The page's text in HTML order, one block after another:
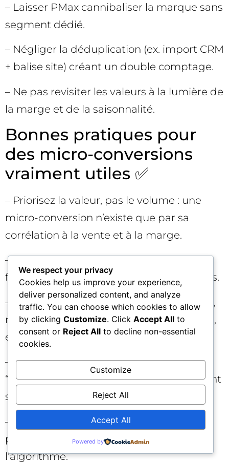
– Laisser PMax cannibaliser la marque sans
segment dédié.
– Négliger la déduplication (ex. import CRM
+ balise site) créant un double comptage.
– Ne pas revisiter les valeurs à la lumière de
la marge et de la saisonnalité.
Bonnes pratiques pour
des micro-conversions
vraiment utiles ✅
– Priorisez la valeur, pas le volume : une
micro-conversion n’existe que par sa
corrélation à la vente et à la marge.
– Limitez-vous à 1–3 micro-conversions
fortes par funnel, clairement hiérarchisées.
– Utilisez des valeurs dynamiques (panier,
marge, LTV estimée) quand c’est possible,
et des valeurs statiques prudentes sinon.
– Passez les micro-conversions en
“secondaires” si le volume d’achats devient
suffisant.
– Séparez vos objectifs par campagne et
par réseau pour donner un brief clair à
l’algorithme.
We respect your privacy
Cookies help us improve your experience,
deliver personalized content, and analyze
traffic. You can choose which cookies to allow
by clicking Customize. Click Accept All to
consent or Reject All to decline non-essential
cookies.
Customize
Reject All
Accept All
Powered by